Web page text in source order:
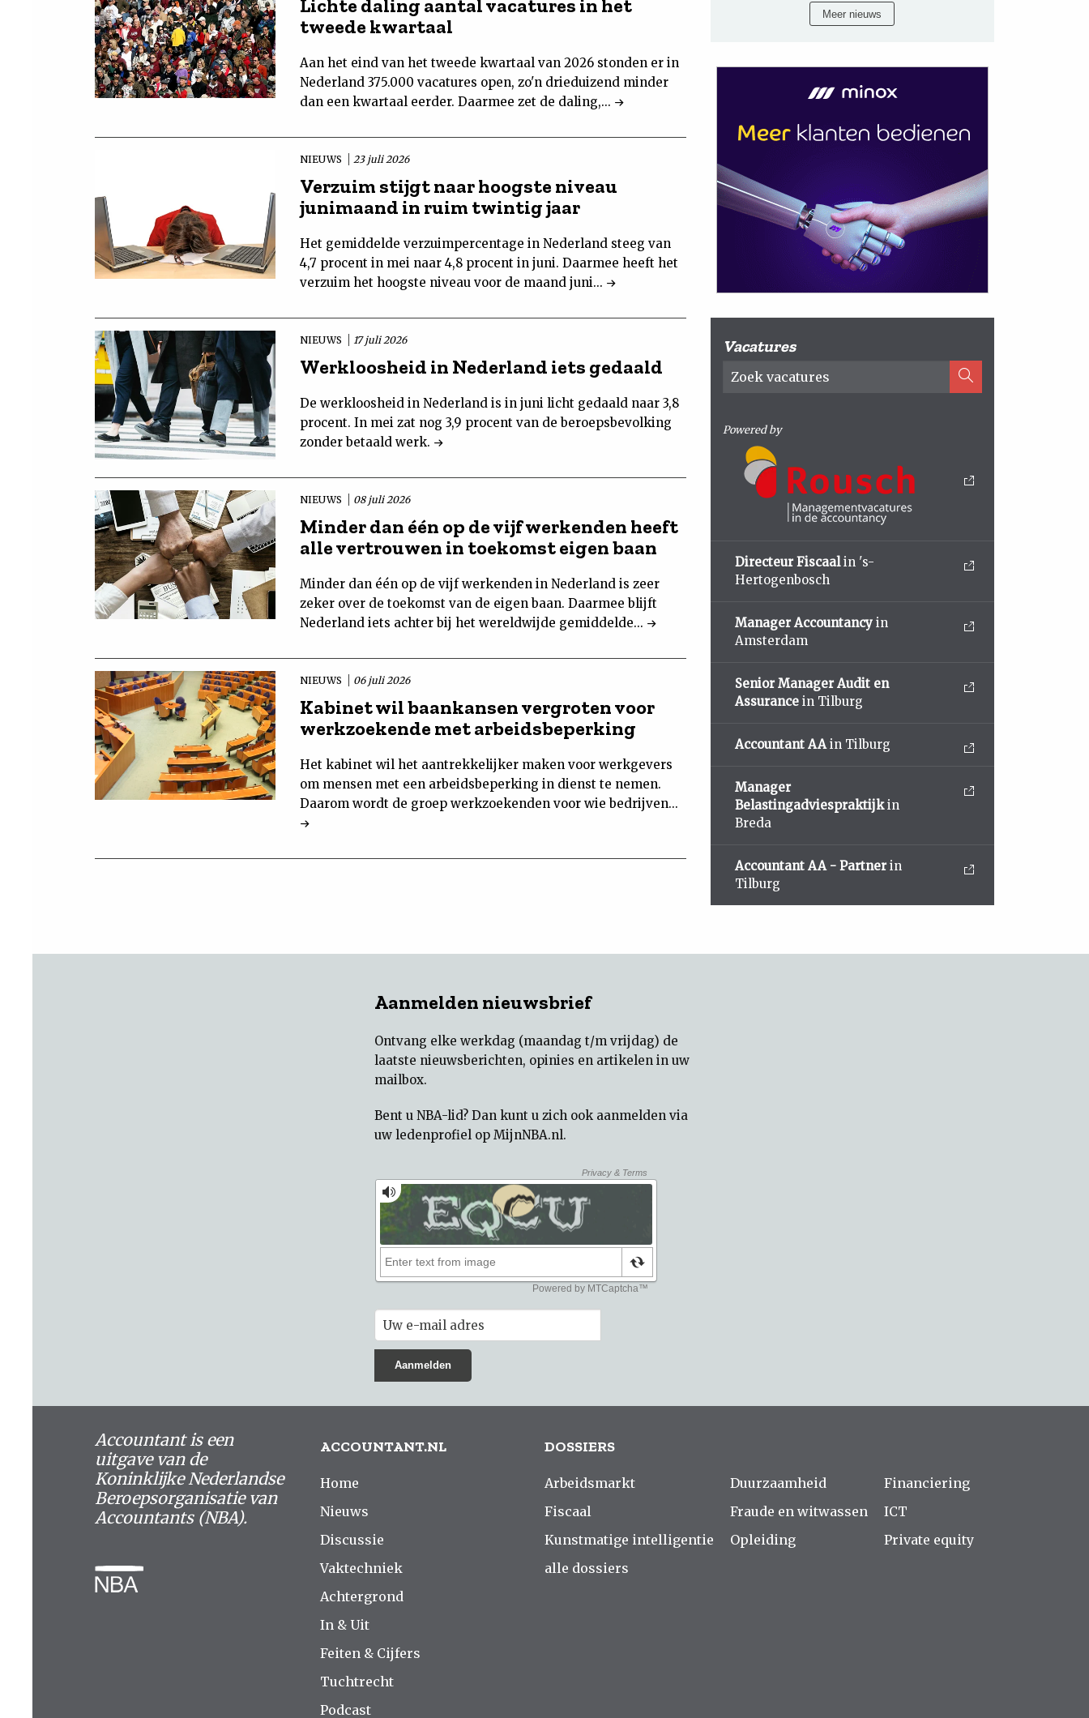
Lichte daling aantal vacatures in het
tweede kwartaal
Aan het eind van het tweede kwartaal van 2026 stonden er in
Nederland 375.000 vacatures open, zo'n drieduizend minder
dan een kwartaal eerder. Daarmee zet de daling,...
NIEUWS 23 juli 2026
Verzuim stijgt naar hoogste niveau
junimaand in ruim twintig jaar
Het gemiddelde verzuimpercentage in Nederland steeg van
4,7 procent in mei naar 4,8 procent in juni. Daarmee heeft het
verzuim het hoogste niveau voor de maand juni...
NIEUWS 17 juli 2026
Werkloosheid in Nederland iets gedaald
De werkloosheid in Nederland is in juni licht gedaald naar 3,8
procent. In mei zat nog 3,9 procent van de beroepsbevolking
zonder betaald werk.
NIEUWS 08 juli 2026
Minder dan één op de vijf werkenden heeft
alle vertrouwen in toekomst eigen baan
Minder dan één op de vijf werkenden in Nederland is zeer
zeker over de toekomst van de eigen baan. Daarmee blijft
Nederland iets achter bij het wereldwijde gemiddelde...
NIEUWS 06 juli 2026
Kabinet wil baankansen vergroten voor
werkzoekende met arbeidsbeperking
Het kabinet wil het aantrekkelijker maken voor werkgevers
om mensen met een arbeidsbeperking in dienst te nemen.
Daarom wordt de groep werkzoekenden voor wie bedrijven...
Meer nieuws
Vacatures
Powered by
Directeur Fiscaalin 's-
Hertogenbosch
Manager Accountancy in
Amsterdam
Senior Manager Audit en
Assurance in Tilburg
Accountant AAin Tilburg
Manager
Belastingadviespraktijkin
Breda
Accountant AA - Partner in
Tilburg
Aanmelden nieuwsbrief
Ontvang elke werkdag (maandag t/m vrijdag) de
laatste nieuwsberichten, opinies en artikelen in uw
mailbox.
Bent u NBA-lid? Dan kunt u zich ook aanmelden via
uw ledenprofiel op MijnNBA.nl.
Accountant is een
uitgave van de
Koninklijke Nederlandse
Beroepsorganisatie van
Accountants (NBA).
ACCOUNTANT.NL
Home
Nieuws
Discussie
Vaktechniek
Achtergrond
In & Uit
Feiten & Cijfers
Tuchtrecht
Podcast
DOSSIERS
Arbeidsmarkt
Fiscaal
Kunstmatige intelligentie
alle dossiers
Duurzaamheid
Fraude en witwassen
Opleiding
Financiering
ICT
Private equity